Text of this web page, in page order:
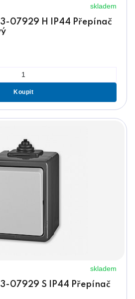
skladem
07929 H IP44 Přepínač
Koupit
skladem
07929 S IP44 Přepínač